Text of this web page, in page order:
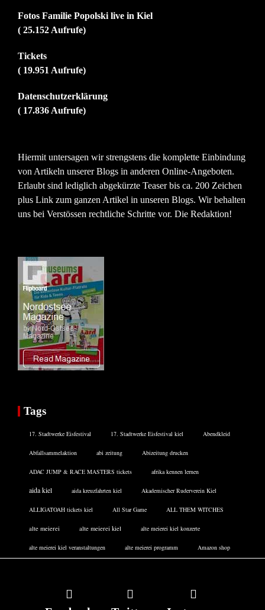
Fotos Familie Popolski live in Kiel
( 25.152 Aufrufe)
Tickets
( 19.951 Aufrufe)
Datenschutzerklärung
( 17.836 Aufrufe)
Hiermit untersagen wir strengstens die komplette Einbindung
von Artikeln unserer Blogs in anderen Online-Angeboten.
Erlaubt sind lediglich abgekürzte Teaser bis ca. 200 Zeichen
plus Link zum ganzen Artikel in unseren Blogs. Wir behalten
uns bei Verstössen rechtliche Schritte vor. Die Redaktion!
Tags
17. Stadtwerke Eisfestival 17. Stadtwerke Eisfestival kiel Abendkleid
Abfallsammelaktion abi zeitung Abizeitung drucken
ADAC JUMP & RACE MASTERS tickets afrika kennen lernen
aida kiel aida kreuzfahrten kiel Akademischer Ruderverein Kiel
ALLIGATOAH tickets kiel All Star Game ALL THEM WITCHES
alte meierei alte meierei kiel alte meierei kiel konzerte
alte meierei kiel veranstaltungen alte meierei programm Amazon shop